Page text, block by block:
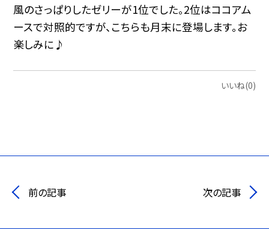
風のさっぱりしたゼリーが1位でした。2位はココアム
ースで対照的ですが、こちらも月末に登場します。お
楽しみに♪
いいね(0)
前の記事 次の記事